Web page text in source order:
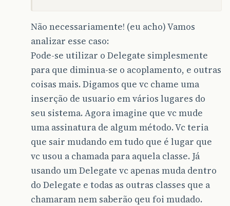
Não necessariamente! (eu acho) Vamos
analizar esse caso:
Pode-se utilizar o Delegate simplesmente
para que diminua-se o acoplamento, e outras
coisas mais. Digamos que vc chame uma
inserção de usuario em vários lugares do
seu sistema. Agora imagine que vc mude
uma assinatura de algum método. Vc teria
que sair mudando em tudo que é lugar que
vc usou a chamada para aquela classe. Já
usando um Delegate vc apenas muda dentro
do Delegate e todas as outras classes que a
chamaram nem saberão qeu foi mudado.